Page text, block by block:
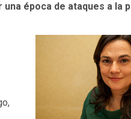
época de ataques a la